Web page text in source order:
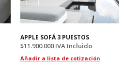
APPLE SOFÁ 3 PUESTOS
$11.900.000IVA Incluido
Añadir a lista de cotización